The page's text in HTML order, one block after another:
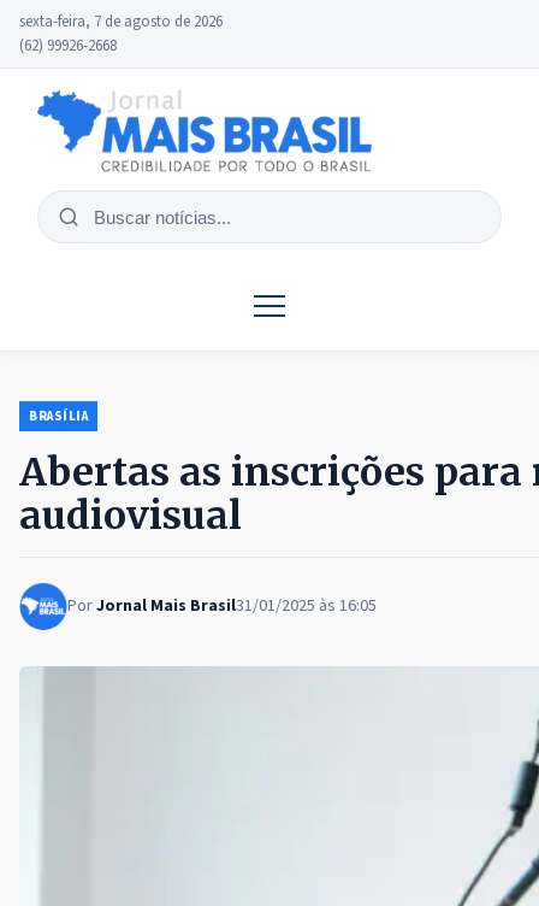
sexta-feira, 7 de agosto de 2026
(62) 99926-2668
Buscar
BRASÍLIA
Abertas as inscrições para
audiovisual
PorJornal Mais Brasil31/01/2025 às 16:05